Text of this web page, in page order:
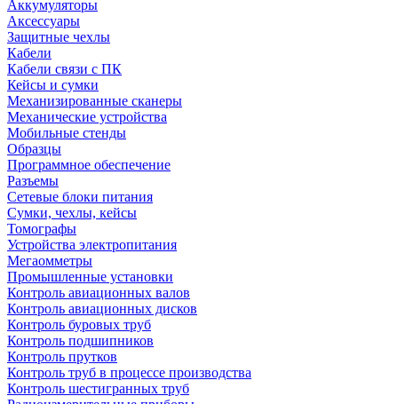
Аккумуляторы
Аксессуары
Защитные чехлы
Кабели
Кабели связи с ПК
Кейсы и сумки
Механизированные сканеры
Механические устройства
Мобильные стенды
Образцы
Программное обеспечение
Разъемы
Сетевые блоки питания
Сумки, чехлы, кейсы
Томографы
Устройства электропитания
Мегаомметры
Промышленные установки
Контроль авиационных валов
Контроль авиационных дисков
Контроль буровых труб
Контроль подшипников
Контроль прутков
Контроль труб в процессе производства
Контроль шестигранных труб